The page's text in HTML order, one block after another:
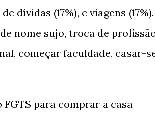
dívidas (17%), e viagens (17%).
nome sujo, troca de
começar faculdade, casar-
para comprar a casa